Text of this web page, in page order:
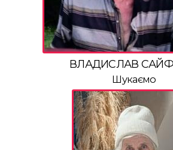
ВЛАДИСЛАВ
Шукаємо